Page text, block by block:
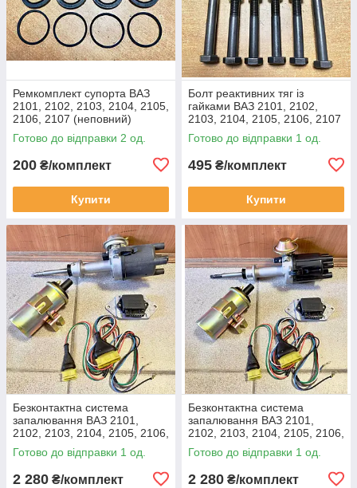
Ремкомплект супорта ВАЗ
2101, 2102, 2103, 2104, 2105,
2106, 2107 (неповний)
Готово до відправки 2 од.
200 ₴/комплект
Купити
Болт реактивних тяг із
гайками ВАЗ 2101, 2102,
2103, 2104, 2105, 2106, 2107
(12х70/80/150)
Готово до відправки 1 од.
495 ₴/комплект
Купити
Безконтактна система
запалювання ВАЗ 2101,
2102, 2103, 2104, 2105, 2106,
2107 (довгий шток, 1,5, 1,6)
Готово до відправки 1 од.
2 280 ₴/комплект
Безконтактна система
запалювання ВАЗ 2101,
2102, 2103, 2104, 2105, 2106,
2107 (короткий шток, 1,2; 1,3)
Готово до відправки 1 од.
2 280 ₴/комплект